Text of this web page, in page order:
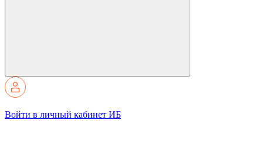
Войти в личный кабинет ИБ